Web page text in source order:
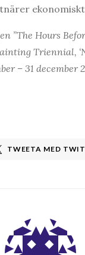
”The Hours
Triennial,
– 31 december
TWEETA MED